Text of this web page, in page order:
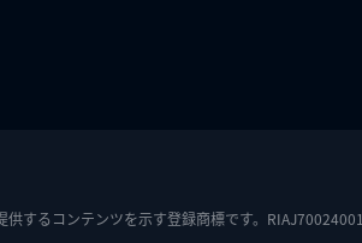
するコンテンツを示す登録商標です。RIAJ70024001